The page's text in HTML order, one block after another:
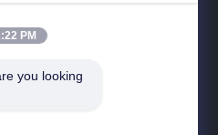
Китай
PM
you looking